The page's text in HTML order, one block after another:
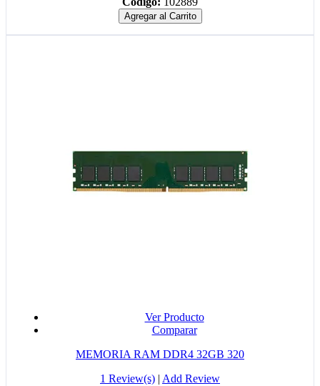
Agregar al Carrito
Ver Producto
Comparar
MEMORIA RAM DDR4 32GB 320
1 Review(s) | Add Review